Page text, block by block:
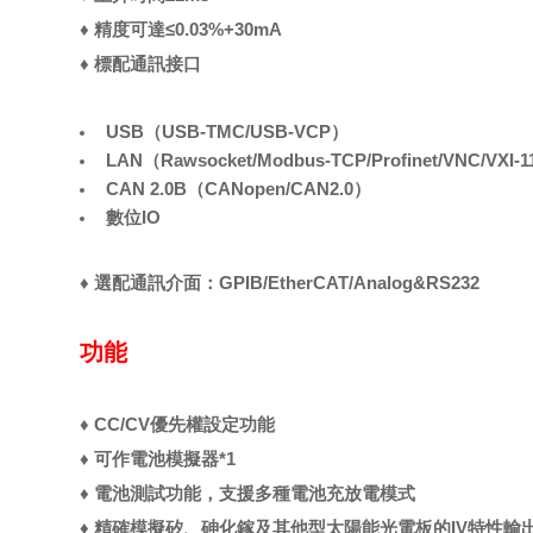
♦ 精度可達≤0.03%+30mA
♦ 標配通訊接口
USB（USB-TMC/USB-VCP）
LAN（Rawsocket/Modbus-TCP/Profinet/VNC/VXI-
CAN 2.0B（CANopen/CAN2.0）
數位IO
♦ 選配通訊介面：GPIB/EtherCAT/Analog&RS232
功能
♦ CC/CV優先權設定功能
♦ 可作電池模擬器*1
♦ 電池測試功能，支援多種電池充放電模式
♦ 精確模擬矽、砷化鎵及其他型太陽能光電板的IV特性輸